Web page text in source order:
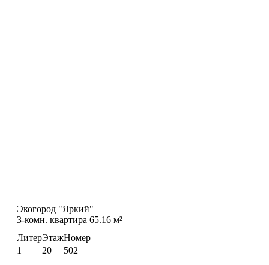
Экогород "Яркий"
3-комн. квартира 65.16 м²
Литер
1
Этаж
20
Номер
502